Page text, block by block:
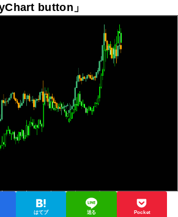
button」
はてブ 送る Pocket